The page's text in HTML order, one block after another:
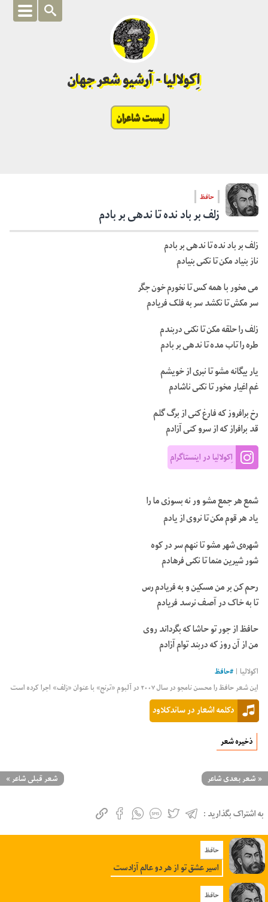
اِکولالیا - آرشیو شعر جهان
لیست شاعران
حافظ
زلف بر باد نده تا ندهی بر بادم
زلف بر باد نده تا ندهی بر بادم
ناز بنیاد مکن تا نکنی بنیادم
می مخور با همه کس تا نخورم خون جگر
سر مکش تا نکشد سر به فلک فریادم
زلف را حلقه مکن تا نکنی دربندم
طره را تاب مده تا ندهی بر بادم
یار بیگانه مشو تا نبری از خویشم
غم اغیار مخور تا نکنی ناشادم
رخ برافروز که فارغ کنی از برگ گلم
قد برافراز که از سرو کنی آزادم
اِکولالیا در اینستاگرام
شمع هر جمع مشو ور نه بسوزی ما را
یاد هر قوم مکن تا نروی از یادم
شهره‌ی شهر مشو تا ننهم سر در کوه
شور شیرین منما تا نکنی فرهادم
رحم کن بر من مسکین و به فریادم رس
تا به خاک در آصف نرسد فریادم
حافظ از جور تو حاشا که بگرداند روی
من از آن روز که دربند توام آزادم
اکولالیا | #حافظ
این شعر حافظ را محسن نامجو در سال ۲۰۰۷ در آلبوم «ترنج» با عنوان «زلف» اجرا کرده است
دکلمه اشعار در ساندکلاود
ذخیره شعر
« شعر بعدی شاعر شعر قبلی شاعر»
به اشتراک بگذارید :
حافظ
اسیر عشق تو از هر دو عالم آزادست
حافظ